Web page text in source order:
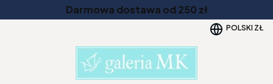
Darmowa dostawa od 250 zł
POLSKI ZŁ